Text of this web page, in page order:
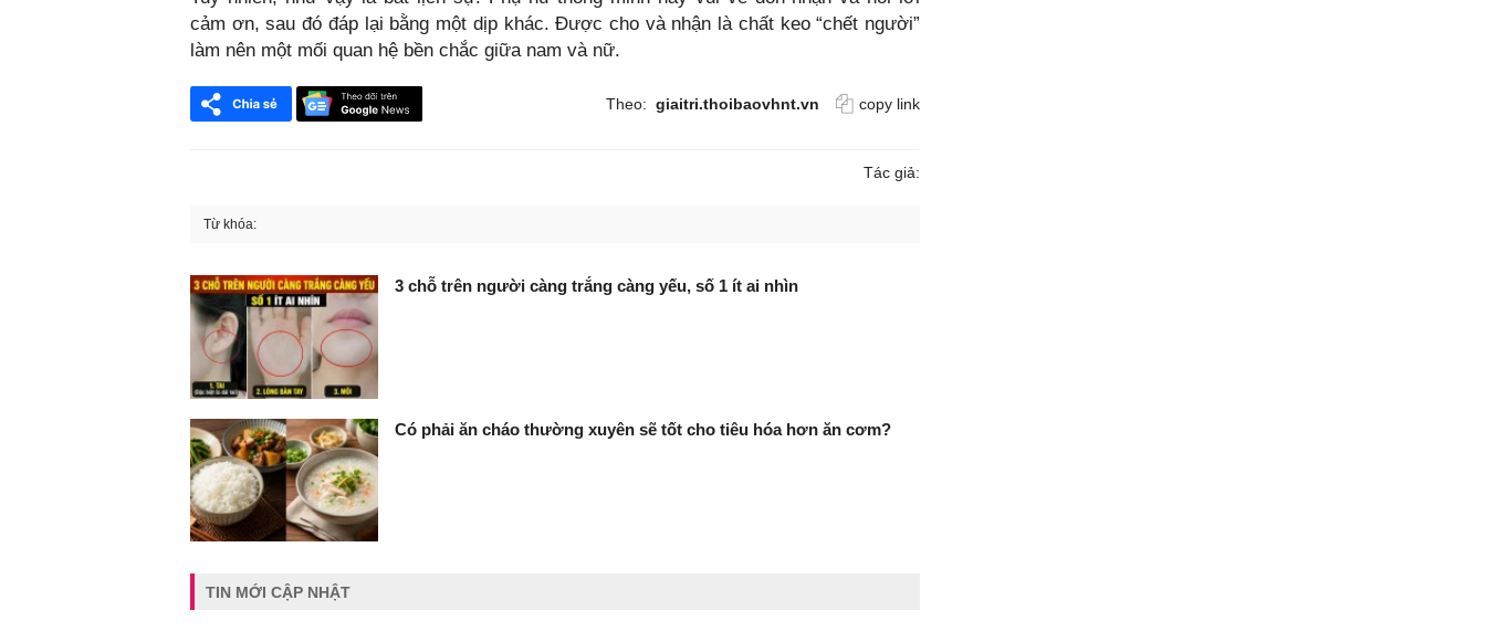
cảm ơn, sau đó đáp lại bằng một dịp khác. Được cho và nhận là chất keo “chết người”
làm nên một mối quan hệ bền chắc giữa nam và nữ.
Theo: giaitri.thoibaovhnt.vn copy link
Tác giả:
Từ khóa:
3 chỗ trên người càng trắng càng yếu, số 1 ít ai nhìn
Có phải ăn cháo thường xuyên sẽ tốt cho tiêu hóa hơn ăn cơm?
TIN MỚI CẬP NHẬT